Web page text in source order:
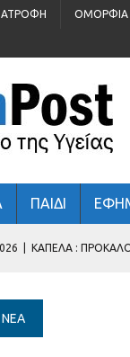
ΟΜΟΡΦΙΆ
ΠΑΙΔΙ
ΠΡΟΛΗΠΤΙΚΌΣ
ΕΤΑΙΡΕΊΑ
ΝΈΑ